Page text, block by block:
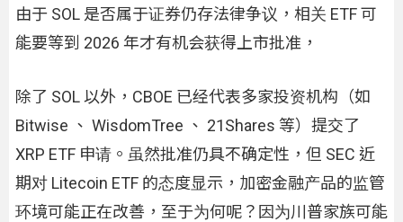
由于 SOL 是否属于证券仍存法律争议，相关 ETF 可
能要等到 2026 年才有机会获得上市批准，
除了 SOL 以外，CBOE 已经代表多家投资机构（如
Bitwise 、 WisdomTree 、 21Shares 等）提交了
XRP ETF 申请。虽然批准仍具不确定性，但 SEC 近
期对 Litecoin ETF 的态度显示，加密金融产品的监管
环境可能正在改善，至于为何呢？因为川普家族可能